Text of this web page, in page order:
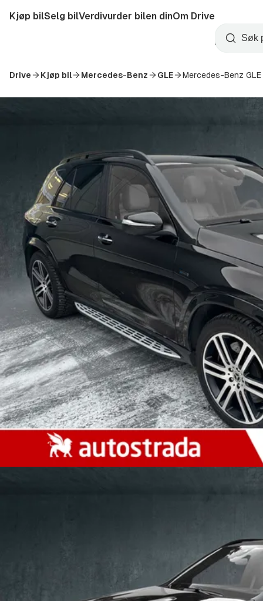
til
Startside
Kjøp bilSelg bilVerdivurder bilen dinOm Drive
Opprett
konto
Søk
Drive Kjøp bil Mercedes-Benz GLE Mercedes-Benz